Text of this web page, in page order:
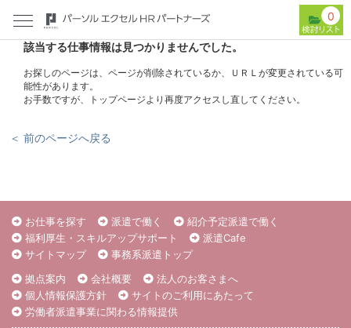
0
該当する仕事情報は見つかりませんでした。
お探しのページは、ページが削除されているか、ＵＲＬが変更されている可
能性があります。
お手数ですが、トップページより再度アクセスし直してください。
＜ 前のページへ戻る
お仕事を探す 派遣で働く
紹介予定派遣で働く
福利厚生・スキルアップサポート
派遣Cafe
サイトマップ
事務系派遣トップ
拠点案内
会社概要
法人のお客さまへ
個人情報保護方針
サイトのご利用にあたって
労働者派遣事業に関わる情報提供